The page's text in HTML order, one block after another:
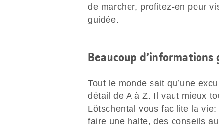
de marcher, profitez-en pour
guidée.
Beaucoup d’informations
Tout le monde sait qu’une
détail de A à Z. Il vaut mieux
Lötschental vous facilite la
faire une halte, des conseils